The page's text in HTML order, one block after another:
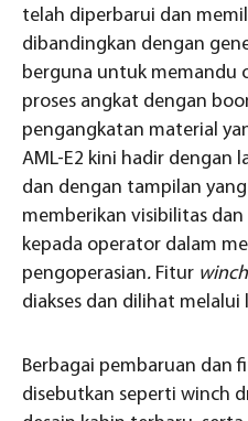
telah diperbarui dan
dibandingkan dengan
berguna untuk memandu
proses angkat dengan
pengangkatan material
AML-E2 kini hadir dengan
dan dengan tampilan
memberikan visibilitas
kepada operator dalam
pengoperasian. Fitur
diakses dan dilihat melalui
Berbagai pembaruan dan
disebutkan seperti winch